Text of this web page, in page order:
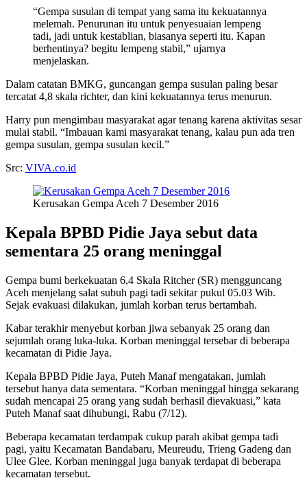
“Gempa susulan di tempat yang sama itu kekuatannya
melemah. Penurunan itu untuk penyesuaian lempeng
tadi, jadi untuk kestablian, biasanya seperti itu. Kapan
berhentinya? begitu lempeng stabil,” ujarnya
menjelaskan.
Dalam catatan BMKG, guncangan gempa susulan paling besar
tercatat 4,8 skala richter, dan kini kekuatannya terus menurun.
Harry pun mengimbau masyarakat agar tenang karena aktivitas sesar
mulai stabil. “Imbauan kami masyarakat tenang, kalau pun ada tren
gempa susulan, gempa susulan kecil.”
Src: VIVA.co.id
Kerusakan Gempa Aceh 7 Desember 2016
Kepala BPBD Pidie Jaya sebut data
sementara 25 orang meninggal
Gempa bumi berkekuatan 6,4 Skala Ritcher (SR) mengguncang
Aceh menjelang salat subuh pagi tadi sekitar pukul 05.03 Wib.
Sejak evakuasi dilakukan, jumlah korban terus bertambah.
Kabar terakhir menyebut korban jiwa sebanyak 25 orang dan
sejumlah orang luka-luka. Korban meninggal tersebar di beberapa
kecamatan di Pidie Jaya.
Kepala BPBD Pidie Jaya, Puteh Manaf mengatakan, jumlah
tersebut hanya data sementara. “Korban meninggal hingga sekarang
sudah mencapai 25 orang yang sudah berhasil dievakuasi,” kata
Puteh Manaf saat dihubungi, Rabu (7/12).
Beberapa kecamatan terdampak cukup parah akibat gempa tadi
pagi, yaitu Kecamatan Bandabaru, Meureudu, Trieng Gadeng dan
Ulee Glee. Korban meninggal juga banyak terdapat di beberapa
kecamatan tersebut.